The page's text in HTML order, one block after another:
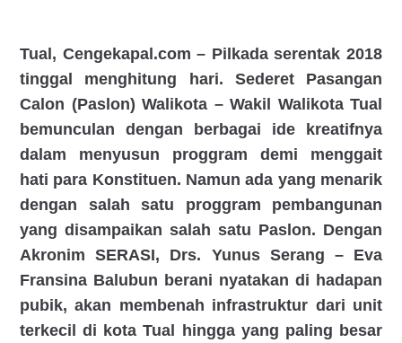
Tual, Cengekapal.com – Pilkada serentak 2018
tinggal menghitung hari. Sederet Pasangan
Calon (Paslon) Walikota – Wakil Walikota Tual
bemunculan dengan berbagai ide kreatifnya
dalam menyusun proggram demi menggait
hati para Konstituen. Namun ada yang menarik
dengan salah satu proggram pembangunan
yang disampaikan salah satu Paslon. Dengan
Akronim SERASI, Drs. Yunus Serang – Eva
Fransina Balubun berani nyatakan di hadapan
pubik, akan membenah infrastruktur dari unit
terkecil di kota Tual hingga yang paling besar